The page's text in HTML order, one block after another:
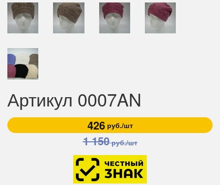
Артикул 0007AN
426руб./шт
1 150руб./шт